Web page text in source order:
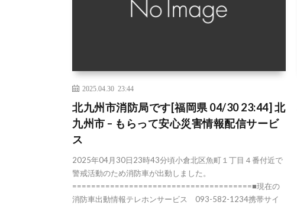
2025.04.30 23:44
北九州市消防局です[福岡県 04/30 23:44] 北
九州市 – もらって安心災害情報配信サービ
ス
2025年04月30日23時43分頃小倉北区魚町１丁目４番付近で
警戒活動のため消防車が出動しました。
======================================■現在の
消防車出動情報テレホンサービス 093-582-1234携帯サイ